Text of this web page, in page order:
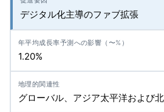
デジタル化主導のファブ拡張
1.20%
グローバル、アジア太平洋および